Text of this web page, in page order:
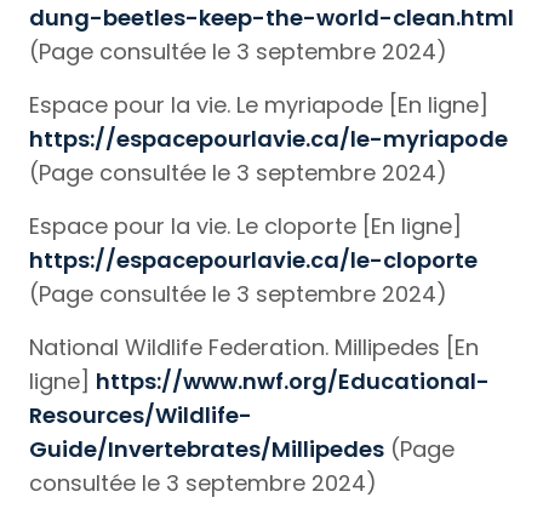
dung-beetles-keep-the-world-clean.html
(Page consultée le 3 septembre 2024)
Espace pour la vie. Le myriapode [En ligne]
https://espacepourlavie.ca/le-myriapode
(Page consultée le 3 septembre 2024)
Espace pour la vie. Le cloporte [En ligne]
https://espacepourlavie.ca/le-cloporte
(Page consultée le 3 septembre 2024)
National Wildlife Federation. Millipedes [En
ligne] https://www.nwf.org/Educational-
Resources/Wildlife-
Guide/Invertebrates/Millipedes (Page
consultée le 3 septembre 2024)